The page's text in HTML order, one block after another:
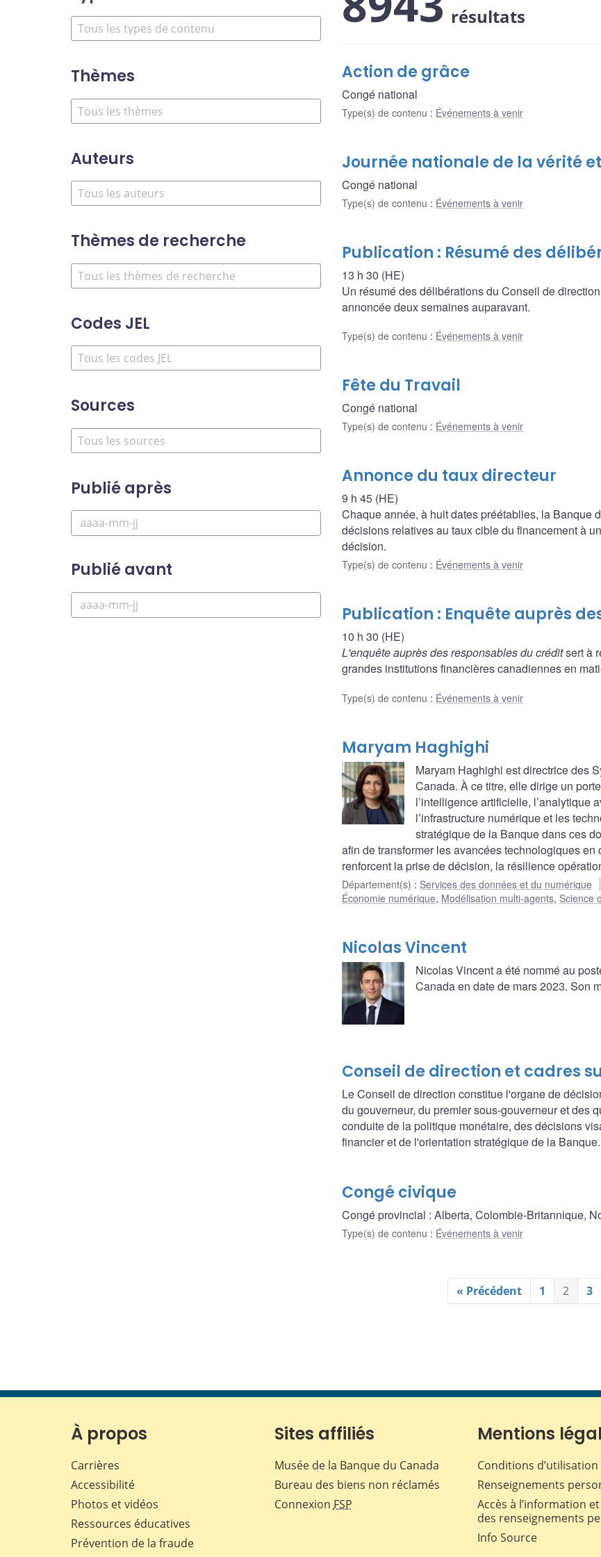
Thèmes
Auteurs
Thèmes de recherche
Codes JEL
Sources
Publié après
Publié avant
résultats
Action de grâce
Congé national
Type(s) de contenu : Événements à venir
Journée nationale de la vérité
Congé national
Type(s) de contenu : Événements à venir
Publication : Résumé des
13 h 30 (HE)
Un résumé des délibérations du Conseil de
annoncée deux semaines auparavant.
Type(s) de contenu : Événements à venir
Fête du Travail
Congé national
Type(s) de contenu : Événements à venir
Annonce du taux directeur
9 h 45 (HE)
Chaque année, à huit dates préétablies, la Banque
décisions relatives au taux cible du financement à
décision.
Type(s) de contenu : Événements à venir
Publication : Enquête auprès
10 h 30 (HE)
L'enquête auprès des responsables du créditsert à
grandes institutions financières canadiennes en
Type(s) de contenu : Événements à venir
Maryam Haghighi
Maryam Haghighi est directrice des
Canada. À ce titre, elle dirige un
l’intelligence artificielle, l’analytique
l’infrastructure numérique et les
stratégique de la Banque dans ces
afin de transformer les avancées technologiques
renforcent la prise de décision, la résilience
Département(s) : Services des données et du numérique
Économie numérique, Modélisation multi-agents, Science
Nicolas Vincent
Nicolas Vincent a été nommé au
Canada en date de mars 2023. Son
Conseil de direction et cadres
Le Conseil de direction constitue l'organe de
du gouverneur, du premier sous-gouverneur et des
conduite de la politique monétaire, des décisions
financier et de l'orientation stratégique de la Banque.
Congé civique
Congé provincial : Alberta, Colombie-Britannique,
Type(s) de contenu : Événements à venir
« Précédent 1 2 3
À propos
Carrières
Accessibilité
Photos et vidéos
Ressources éducatives
Prévention de la fraude
Sites affiliés
Musée de la Banque du Canada
Bureau des biens non réclamés
Connexion FSP
Mentions
Conditions d’utilisation
Renseignements
Accès à l’information
des renseignements
Info Source